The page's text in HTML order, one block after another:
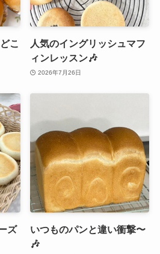
こ
人気のイングリッシュマフ
ィンレッスン🎶
2026年7月26日
ズ
いつものパンと違い衝撃〜
🎶